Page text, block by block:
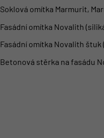
Soklová omítka Marmurit,
Fasádní omítka Novalith
Fasádní omítka Novalith štuk
Betonová stěrka na fasádu